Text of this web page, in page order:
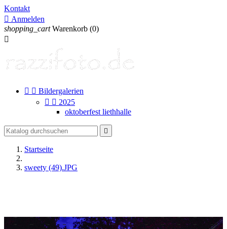
Kontakt
 Anmelden
shopping_cart Warenkorb (0)

  Bildergalerien
  2025
oktoberfest liethhalle

Startseite
sweety (49).JPG